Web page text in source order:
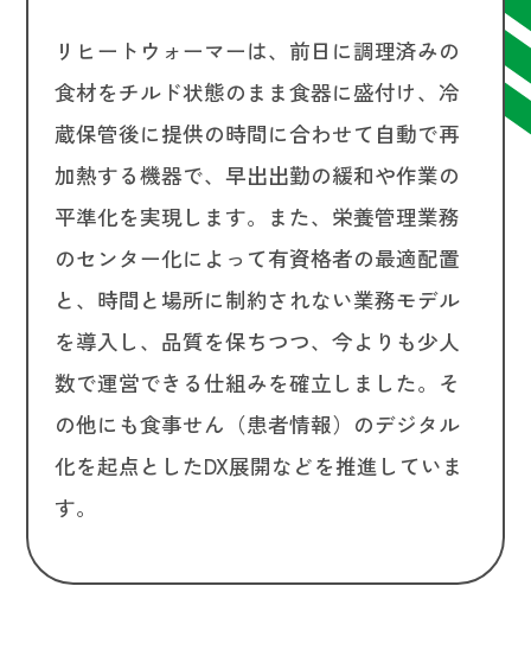
リヒートウォーマーは、前日に調理済みの
食材をチルド状態のまま食器に盛付け、冷
蔵保管後に提供の時間に合わせて自動で再
加熱する機器で、早出出勤の緩和や作業の
平準化を実現します。また、栄養管理業務
のセンター化によって有資格者の最適配置
と、時間と場所に制約されない業務モデル
を導入し、品質を保ちつつ、今よりも少人
数で運営できる仕組みを確立しました。そ
の他にも食事せん（患者情報）のデジタル
化を起点としたDX展開などを推進していま
す。